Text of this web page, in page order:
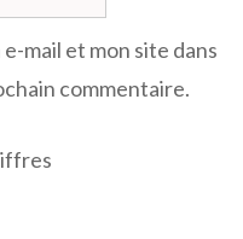
mail et mon site dans
commentaire.